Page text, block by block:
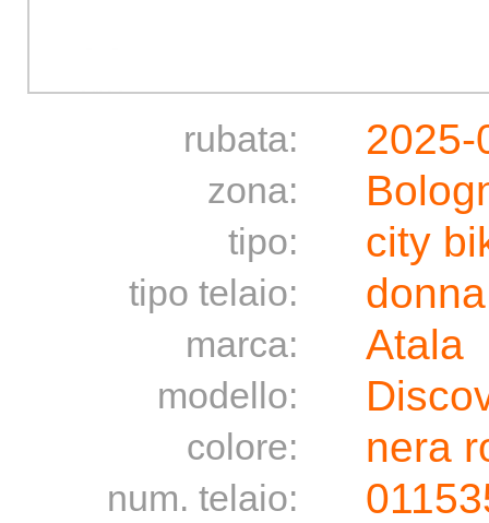
rubata: 2025-
zona:
tipo: city
tipo telaio: donna
marca: Atala
modello:
colore: nera
num. telaio: